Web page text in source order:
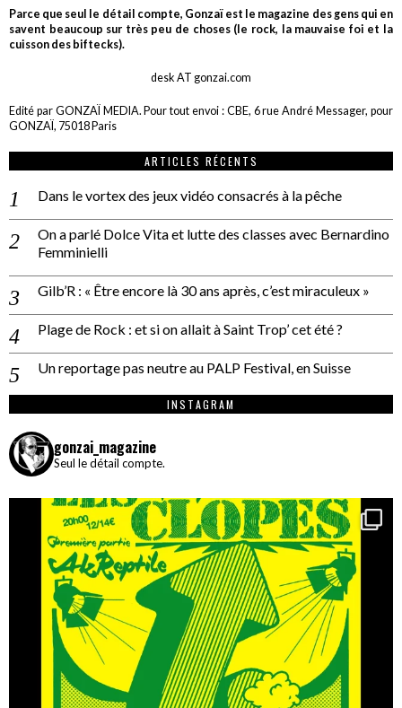
Parce que seul le détail compte, Gonzaï est le magazine des gens qui en
savent beaucoup sur très peu de choses (le rock, la mauvaise foi et la
cuisson des biftecks).
desk AT gonzai.com
Edité par GONZAÏ MEDIA. Pour tout envoi : CBE, 6 rue André Messager, pour
GONZAÏ, 75018 Paris
ARTICLES RÉCENTS
Dans le vortex des jeux vidéo consacrés à la pêche
On a parlé Dolce Vita et lutte des classes avec Bernardino
Femminielli
Gilb’R : « Être encore là 30 ans après, c’est miraculeux »
Plage de Rock : et si on allait à Saint Trop’ cet été ?
Un reportage pas neutre au PALP Festival, en Suisse
INSTAGRAM
gonzai_magazine
Seul le détail compte.